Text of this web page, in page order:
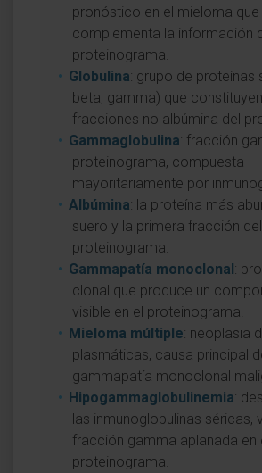
pronóstico en el mieloma que
complementa la información
proteinograma.
Globulina: grupo de proteínas
beta, gamma) que
fracciones no albúmina del
Gammaglobulina: fracción
proteinograma, compuesta
mayoritariamente por
Albúmina: la proteína más
suero y la primera fracción del
proteinograma.
Gammapatía monoclonal:
clonal que produce un
visible en el proteinograma.
Mieloma múltiple: neoplasia
plasmáticas, causa principal
gammapatía monoclonal
Hipogammaglobulinemia:
las inmunoglobulinas séricas,
fracción gamma aplanada en
proteinograma.